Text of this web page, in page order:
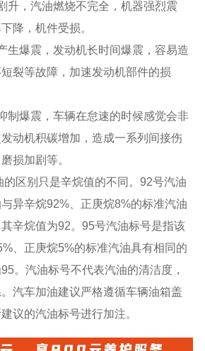
升，汽油燃烧不完全，机器强烈震
降，机件受损。
生爆震，发动机长时间爆震，容易造
裂等故障，加速发动机部件的损
制爆震，车辆在怠速的时候感觉会非
动机积碳增加，造成一系列间接伤
损加剧等。
区别只是辛烷值的不同。92号汽油
异辛烷92%、正庚烷8%的标准汽油
辛烷值为92。95号汽油标号是指该
、正庚烷5%的标准汽油具有相同的
。汽油标号不代表汽油的清洁度，
汽车加油建议严格遵循车辆油箱盖
议的汽油标号进行加注。